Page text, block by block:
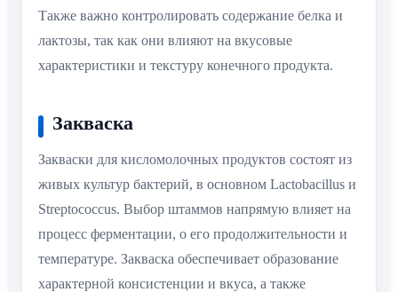
Также важно контролировать содержание белка и
лактозы, так как они влияют на вкусовые
характеристики и текстуру конечного продукта.
Закваска
Закваски для кисломолочных продуктов состоят из
живых культур бактерий, в основном Lactobacillus и
Streptococcus. Выбор штаммов напрямую влияет на
процесс ферментации, о его продолжительности и
температуре. Закваска обеспечивает образование
характерной консистенции и вкуса, а также